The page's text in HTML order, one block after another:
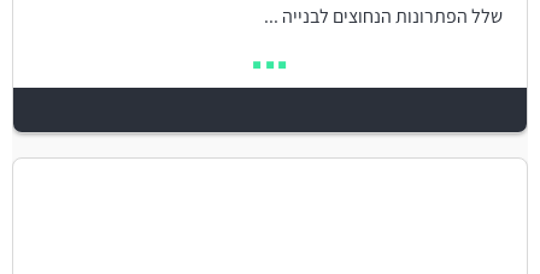
שלל הפתרונות הנחוצים לבנייה ...